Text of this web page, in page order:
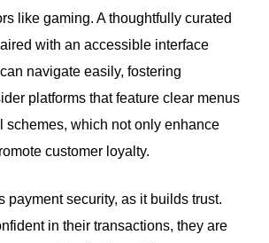
like gaming. A thoughtfully curated
with an accessible interface
navigate easily, fostering
platforms that feature clear menus
schemes, which not only enhance
customer loyalty.
payment security, as it builds trust.
in their transactions, they are